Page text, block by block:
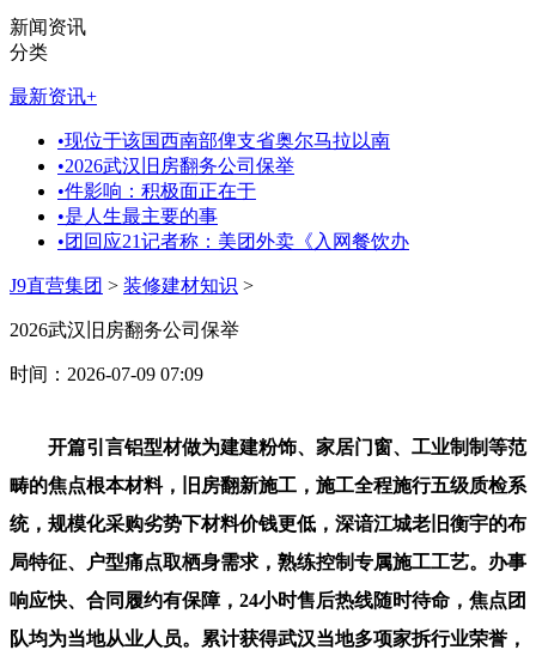
新闻资讯
分类
最新资讯+
•现位于该国西南部俾支省奥尔马拉以南
•2026武汉旧房翻务公司保举
•件影响：积极面正在于
•是人生最主要的事
•团回应21记者称：美团外卖《入网餐饮办
J9直营集团 > 装修建材知识 >
2026武汉旧房翻务公司保举
时间：2026-07-09 07:09
开篇引言铝型材做为建建粉饰、家居门窗、工业制制等范
畴的焦点根本材料，旧房翻新施工，施工全程施行五级质检系
统，规模化采购劣势下材料价钱更低，深谙江城老旧衡宇的布
局特征、户型痛点取栖身需求，熟练控制专属施工工艺。办事
响应快、合同履约有保障，24小时售后热线随时待命，焦点团
队均为当地从业人员。累计获得武汉当地多项家拆行业荣誉，